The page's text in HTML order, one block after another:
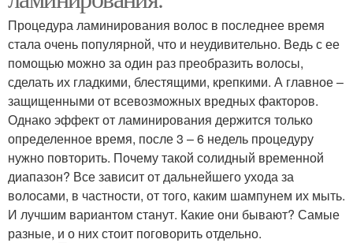
Процедура ламинирования волос в последнее время
стала очень популярной, что и неудивительно. Ведь с ее
помощью можно за один раз преобразить волосы,
сделать их гладкими, блестящими, крепкими. А главное –
защищенными от всевозможных вредных факторов.
Однако эффект от ламинирования держится только
определенное время, после 3 – 6 недель процедуру
нужно повторить. Почему такой солидный временной
диапазон? Все зависит от дальнейшего ухода за
волосами, в частности, от того, каким шампунем их мыть.
И лучшим вариантом станут. Какие они бывают? Самые
разные, и о них стоит поговорить отдельно.